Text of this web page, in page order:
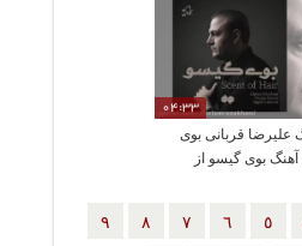
04:33
علیرضا قربانی بوی
بوی گیسو از
٥ ٦ ٧ ٨ ٩